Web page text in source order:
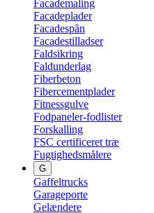
Facademaling
Facadeplader
Facadespån
Facadestilladser
Faldsikring
Faldunderlag
Fiberbeton
Fibercementplader
Fitnessgulve
Fodpaneler-fodlister
Forskalling
FSC certificeret træ
Fugtighedsmålere
G
Gaffeltrucks
Garageporte
Gelændere